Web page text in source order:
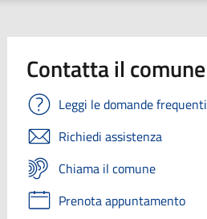
Contatta il comune
Leggi le domande frequenti
Richiedi assistenza
Chiama il comune
Prenota appuntamento